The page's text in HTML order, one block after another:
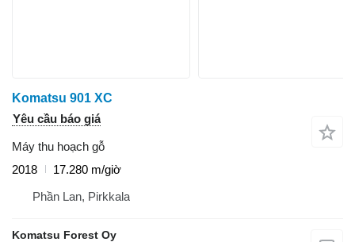
Komatsu 901 XC
Yêu cầu báo giá
Máy thu hoạch gỗ
2018
17.280 m/giờ
Phần Lan, Pirkkala
Komatsu Forest Oy